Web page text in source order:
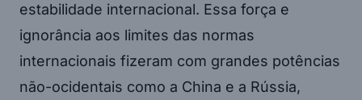
estabilidade internacional. Essa força e
ignorância aos limites das normas
internacionais fizeram com grandes potências
não-ocidentais como a China e a Rússia,